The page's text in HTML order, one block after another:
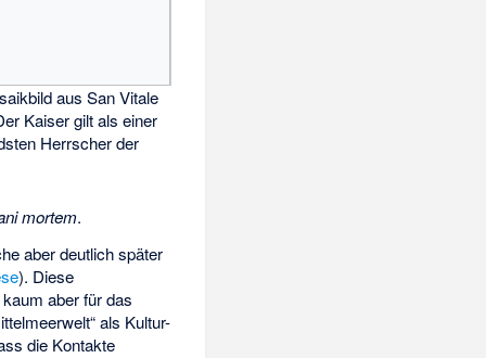
aus San Vitale
Kaiser gilt als einer
Herrscher der
mortem.
aber deutlich später
). Diese
aber für das
als Kultur-
die Kontakte